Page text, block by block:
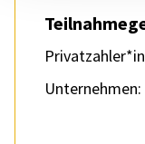
Unter­neh­men: